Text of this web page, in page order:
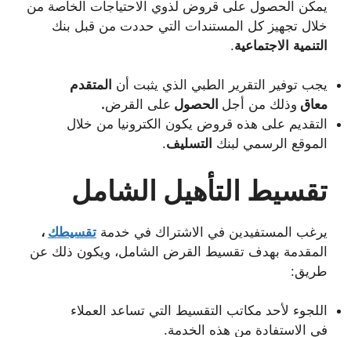
يمكن الحصول على قروض لذوي الاحتياجات الخاصة من
خلال تجهيز كل المستندات التي حددت من قبل بنك
التنمية الاجتماعية.
يجب توفير التقرير الطبي الذي يثبت أن المتقدم
معاق وذلك من أجل الحصول على القرض.
التقديم على هذه قروض يكون الكترونيا من خلال
الموقع الرسمي لبنك التسليف.
تقسيط التأهيل الشامل
يرغب المستفيدين في الاشتراك في خدمة تقسيطك ،
المقدمة بهدف تقسيط القرض الشامل، ويكون ذلك عن
طريق:
اللجوء لأحد مكاتب التقسيط التي تساعد العملاء
في الاستفادة من هذه الخدمة.